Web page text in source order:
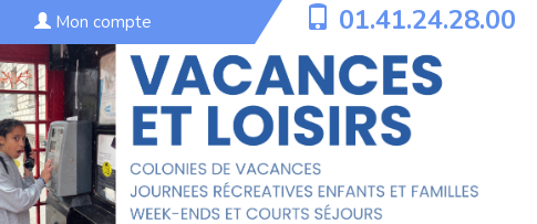
Mon compte 01.41.24.28.00